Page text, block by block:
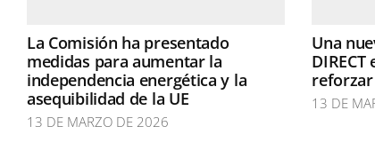
La Comisión ha presentado
medidas para aumentar la
independencia energética y la
asequibilidad de la UE
13 DE MARZO DE 2026
Una
13 DE